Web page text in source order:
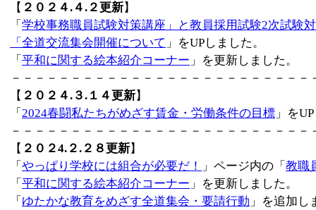
【 ２０２４.４.２更新】
「 学校事務職員試験対策講座」と教員採用試験2次試験
「全道交流集会開催について 」をUPしました。
「 平和に関する絵本紹介コーナー 」を更新しました。
－－－－－－－－－－－－－－－－－－－－－－－－
【 ２０２４.３.１４更新】
「 2024春闘私たちがめざす賃金・労働条件の目標 」を
－－－－－－－－－－－－－－－－－－－－－－－－
【 ２０２4.２.２８更新】
「 やっぱり学校には組合が必要だ！ 」ページ内の「 教職
「 平和に関する絵本紹介コーナー 」を更新しました。
「 ゆたかな教育をめざす全道集会・要請行動 」を追加し